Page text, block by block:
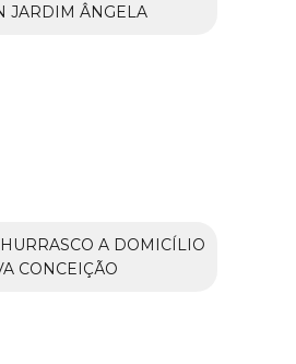
JARDIM ÂNGELA
A DOMICÍLIO
CONCEIÇÃO